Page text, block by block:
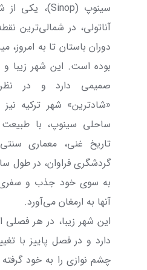
سینوپ (Sinop)، یکی از
آناتولی، در شمالی‌ترین
دوران باستان تا به امروز،
بوده است. این شهر زیبا و
صمیمی دارد و در
«شادترین» شهر ترکیه
ساحلی سینوپ، با
تاریخ غنی، معماری
گردشگری فراوان، در طول
به سوی خود جذب و سفری
آنها به ارمغان می‌آورد.
این شهر زیبا، در هر
دارد و در فصل پاییز با
چشم نوازی را به خود